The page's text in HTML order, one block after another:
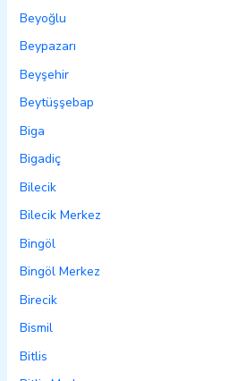
Beyoğlu
Beypazarı
Beyşehir
Beytüşşebap
Biga
Bigadiç
Bilecik
Bilecik Merkez
Bingöl
Bingöl Merkez
Birecik
Bismil
Bitlis